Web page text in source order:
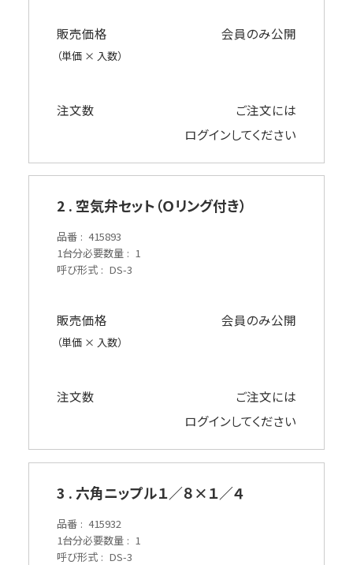
販売価格
（単価 × 入数）
会員のみ公開
注文数
ご注文には
ログインしてください
2 . 空気弁セット（Ｏリング付き）
品番
415893
1台分必要数量
1
呼び形式
DS-3
販売価格
（単価 × 入数）
会員のみ公開
注文数
ご注文には
ログインしてください
3 . 六角ニップル１／８×１／４
品番
415932
1台分必要数量
1
呼び形式
DS-3